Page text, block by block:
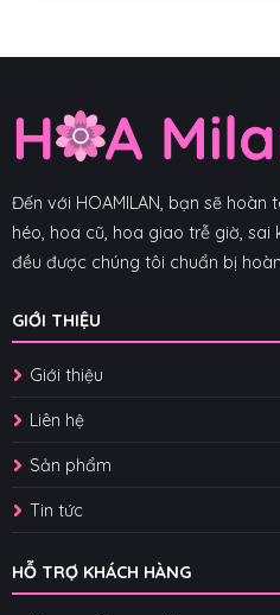
Đến với HOAMILAN, bạn sẽ
héo, hoa cũ, hoa giao trễ giờ, sai
đều được chúng tôi chuẩn bị
GIỚI THIỆU
Giới thiệu
Liên hệ
Sản phẩm
Tin tức
HỖ TRỢ KHÁCH HÀNG